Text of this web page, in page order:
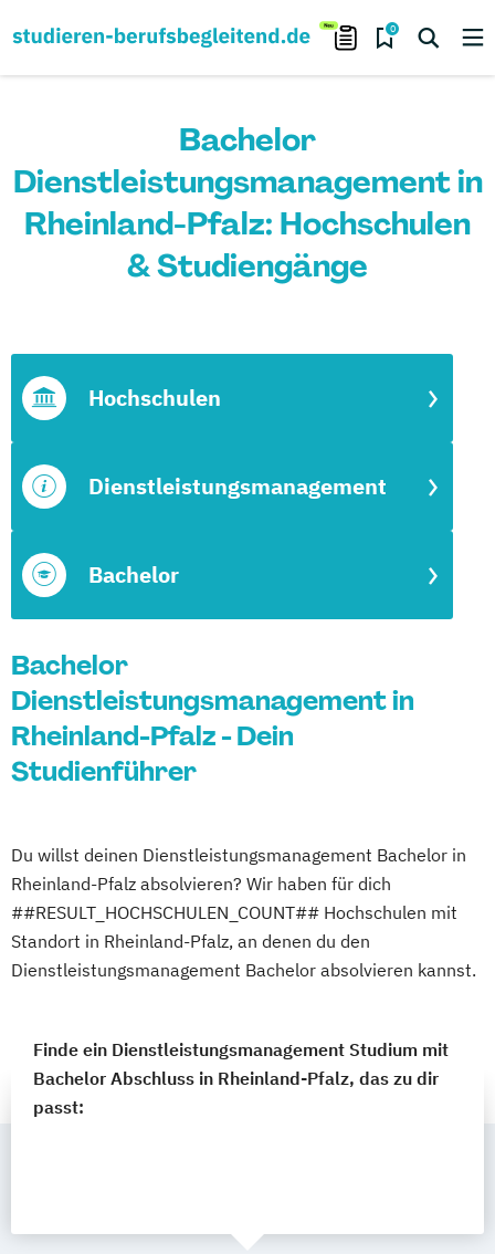
0
Bachelor
Dienstleistungsmanagement in
Rheinland-Pfalz: Hochschulen
& Studiengänge
Bachelor
Dienstleistungsmanagement
Hochschulen
Bachelor
Dienstleistungsmanagement in
Rheinland-Pfalz - Dein
Studienführer
Du willst deinen Dienstleistungsmanagement Bachelor in
Rheinland-Pfalz absolvieren? Wir haben für dich
##RESULT_HOCHSCHULEN_COUNT## Hochschulen mit
Standort in Rheinland-Pfalz, an denen du den
Dienstleistungsmanagement Bachelor absolvieren kannst.
Finde ein Dienstleistungsmanagement Studium mit
Bachelor Abschluss in Rheinland-Pfalz, das zu dir
passt: